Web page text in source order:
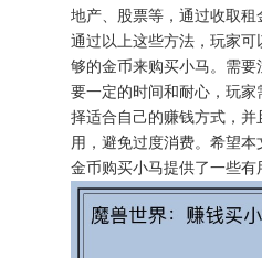
地产、股票等，通过收取租
通过以上这些方法，玩家可
够的金币来购买小马。需
要一定的时间和耐心，玩
择适合自己的赚钱方式，
用，避免过度消费。希望
金币购买小马提供了一些有